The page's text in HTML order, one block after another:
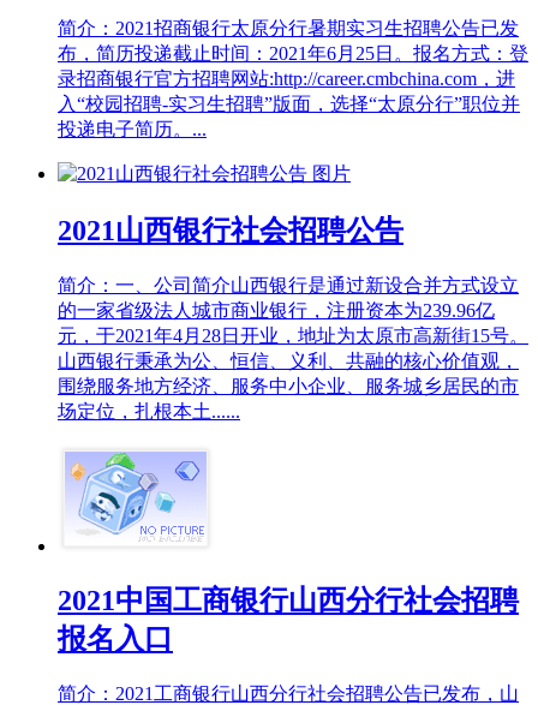
简介：2021招商银行太原分行暑期实习生招聘公告已发
布，简历投递截止时间：2021年6月25日。报名方式：登
录招商银行官方招聘网站:http://career.cmbchina.com，进
入“校园招聘-实习生招聘”版面，选择“太原分行”职位并
投递电子简历。...
2021山西银行社会招聘公告
简介：一、公司简介山西银行是通过新设合并方式设立
的一家省级法人城市商业银行，注册资本为239.96亿
元，于2021年4月28日开业，地址为太原市高新街15号。
山西银行秉承为公、恒信、义利、共融的核心价值观，
围绕服务地方经济、服务中小企业、服务城乡居民的市
场定位，扎根本土......
2021中国工商银行山西分行社会招聘
报名入口
简介：2021工商银行山西分行社会招聘公告已发布，山